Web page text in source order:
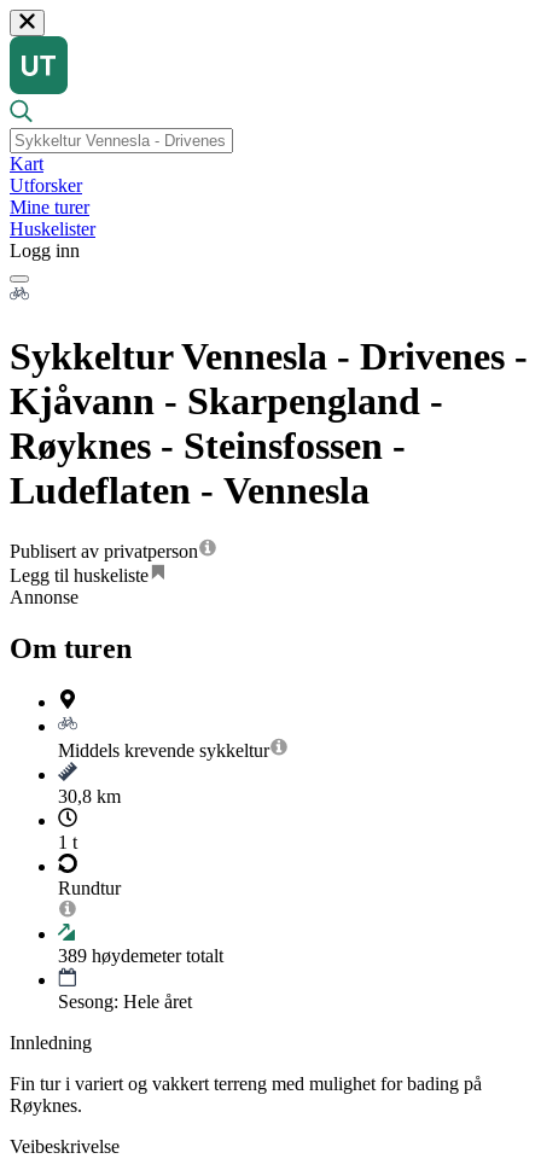
Kart
Utforsker
Mine turer
Huskelister
Logg inn
Sykkeltur Vennesla - Drivenes -
Kjåvann - Skarpengland -
Røyknes - Steinsfossen -
Ludeflaten - Vennesla
Publisert av privatperson
Legg til huskeliste
Annonse
Om turen
Middels krevende sykkeltur
30,8 km
1 t
Rundtur
389 høydemeter totalt
Sesong: Hele året
Innledning
Fin tur i variert og vakkert terreng med mulighet for bading på
Røyknes.
Veibeskrivelse